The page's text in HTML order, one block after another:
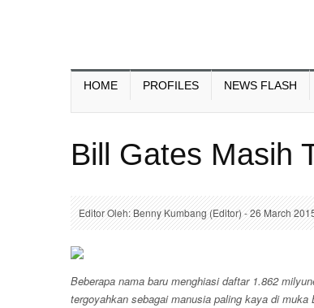
HOME PROFILES NEWS FLASH
Bill Gates Masih
Editor Oleh: Benny Kumbang (Editor) - 26 March
Beberapa nama baru menghiasi daftar 1.862
tergoyahkan sebagai manusia paling kaya di muka